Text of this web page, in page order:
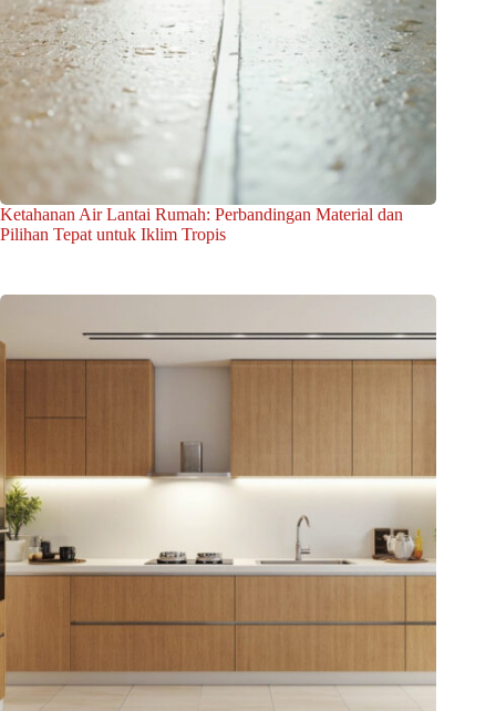
Ketahanan Air Lantai Rumah: Perbandingan Material dan
Pilihan Tepat untuk Iklim Tropis